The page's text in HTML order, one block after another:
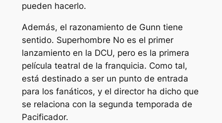
pueden hacerlo.
Además, el razonamiento de Gunn tiene
sentido. Superhombre No es el primer
lanzamiento en la DCU, pero es la primera
película teatral de la franquicia. Como tal,
está destinado a ser un punto de entrada
para los fanáticos, y el director ha dicho que
se relaciona con la segunda temporada de
Pacificador.